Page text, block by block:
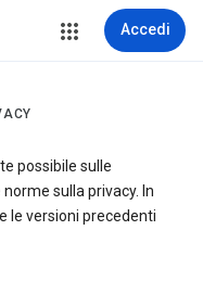
Accedi
possibile sulle
sulla privacy. In
le versioni precedenti